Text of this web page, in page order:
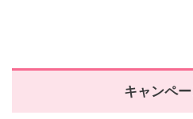
キャンペ